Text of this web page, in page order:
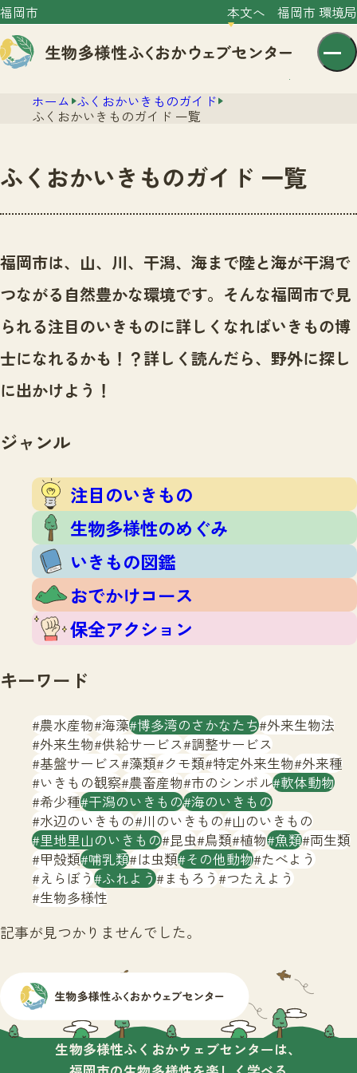
福岡市 本文へ 福岡市 環境局
センター紹介
センター紹介TOP
サイトポリシー
プライバシーポリシー
ニュースTOP
市の取組み
いきものガイド
いきものガイドTOP
注目のいきもの
生物多様性のめぐみ
保全アクション
イベント
いきもの調査隊
調査レポート
調査結果
ふくおかいきものマップ
マッチング
マッチングTOP
掲載申し込みフォーム
お問合せ
サイトマップ
ホーム ふくおかいきものガイド
ふくおかいきものガイド 一覧
ふくおかいきものガイド 一覧
福岡市は、山、川、干潟、海まで陸と海が干潟で
つながる自然豊かな環境です。 そんな福岡市で見
られる注目のいきものに詳しくなればいきもの博
士になれるかも！？詳しく読んだら、野外に探し
に出かけよう！
ジャンル
注目のいきもの
生物多様性のめぐみ
いきもの図鑑
おでかけコース
保全アクション
キーワード
農水産物 海藻 博多湾のさかなたち 外来生物法
外来生物 供給サービス 調整サービス
基盤サービス 藻類 クモ類 特定外来生物 外来種
いきもの観察 農畜産物 市のシンボル 軟体動物
希少種 干潟のいきもの 海のいきもの
水辺のいきもの 川のいきもの 山のいきもの
里地里山のいきもの 昆虫 鳥類 植物 魚類 両生類
甲殻類 哺乳類 は虫類 その他動物 たべよう
えらぼう ふれよう まもろう つたえよう
生物多様性
記事が見つかりませんでした。
生物多様性ふくおかウェブセンターは、